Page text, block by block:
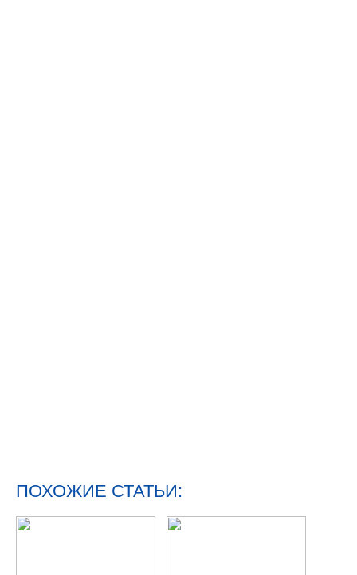
ПОХОЖИЕ СТАТЬИ: